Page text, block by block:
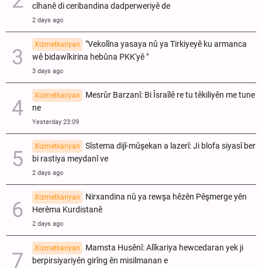
cîhanê di ceribandina dadperweriyê de
2 days ago
Xizmetkariyan
"Vekolîna yasaya nû ya Tirkiyeyê ku armanca
wê bidawîkirina hebûna PKK'yê "
3 days ago
Xizmetkariyan
Mesrûr Barzanî: Bi Îsraîlê re tu têkiliyên me tune
ne
Yesterday 23:09
Xizmetkariyan
Sîstema dijî-mûşekan a lazerî: Ji blofa siyasî ber
bi rastiya meydanî ve
2 days ago
Xizmetkariyan
Nirxandina nû ya rewşa hêzên Pêşmerge yên
Herêma Kurdistanê
2 days ago
Xizmetkariyan
Mamsta Husênî: Alîkariya hewcedaran yek ji
berpirsiyariyên girîng ên misilmanan e